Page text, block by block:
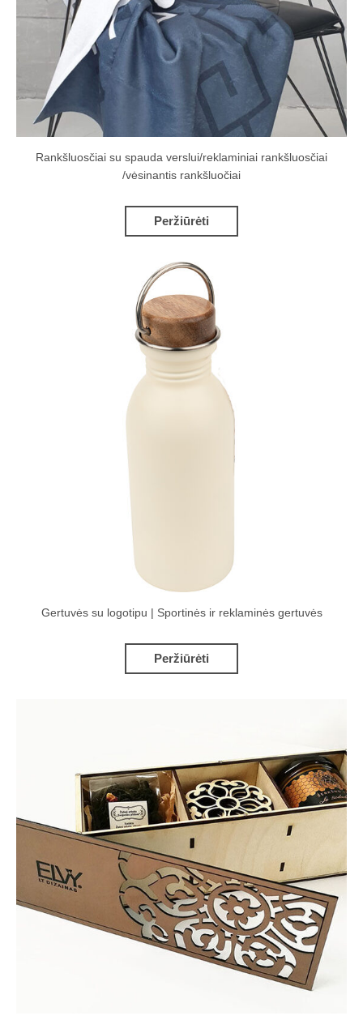
Rankšluosčiai su spauda verslui/reklaminiai rankšluosčiai
/vėsinantis rankšluočiai
Peržiūrėti
Gertuvės su logotipu | Sportinės ir reklaminės gertuvės
Peržiūrėti